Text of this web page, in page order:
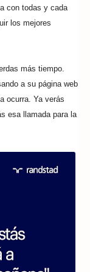
con todas y cada
los mejores
más tiempo.
a su página web
ocurra. Ya verás
esa llamada para la